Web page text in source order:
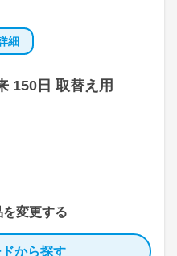
細
150日 取替え用
変更する
から探す